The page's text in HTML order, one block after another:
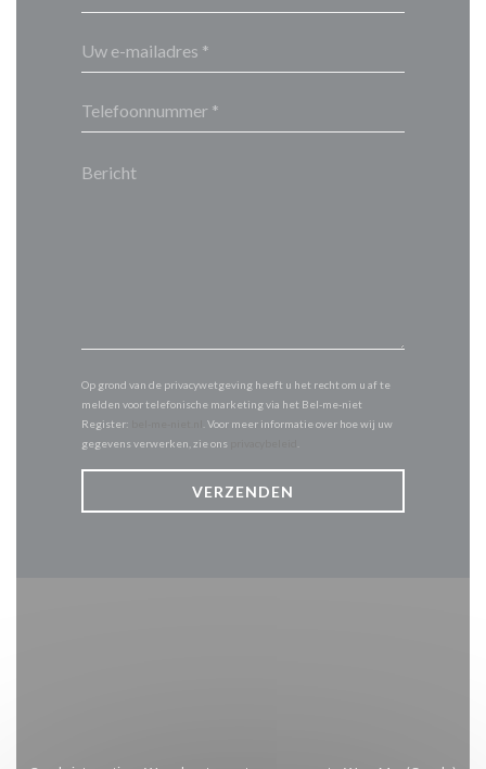
Op grond van de privacywetgeving heeft u het recht om u af te
melden voor telefonische marketing via het Bel-me-niet
Register:
. Voor meer informatie over hoe wij uw
gegevens verwerken, zie ons